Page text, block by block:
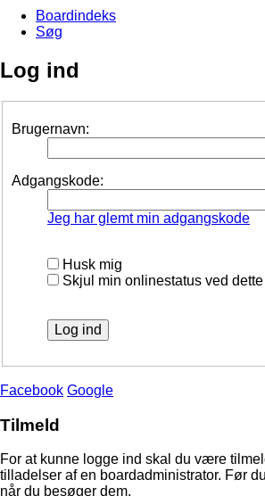
Boardindeks
Søg
Log ind
Brugernavn:
Adgangskode:
Jeg har glemt min adgangskode
Husk mig
Skjul min onlinestatus ved
Facebook Google
Tilmeld
For at kunne logge ind skal du være
tilladelser af en boardadministrator. Før
når du besøger dem.